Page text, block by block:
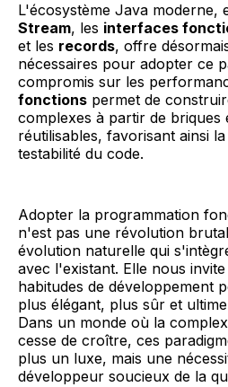
L'écosystème Java moderne,
Stream, les interfaces
et les records, offre
nécessaires pour adopter ce
compromis sur les
fonctions permet de
complexes à partir de briques
réutilisables, favorisant ainsi la
testabilité du code.
Adopter la programmation
n'est pas une révolution
évolution naturelle qui
avec l'existant. Elle nous
habitudes de développement
plus élégant, plus sûr et
Dans un monde où la
cesse de croître, ces
plus un luxe, mais une
développeur soucieux de la